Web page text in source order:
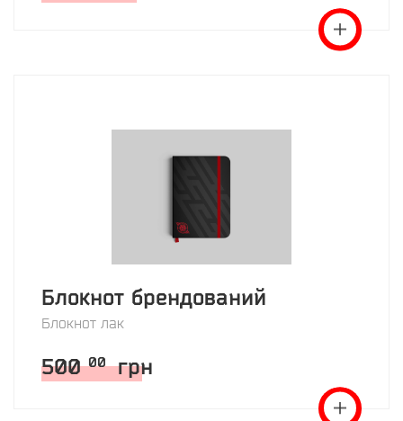
Блокнот брендований
Блокнот лак
500 00 грн